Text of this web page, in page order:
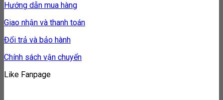
Hướng dẫn mua hàng
Giao nhận và thanh toán
Đổi trả và bảo hành
Chính sách vận chuyển
Like Fanpage